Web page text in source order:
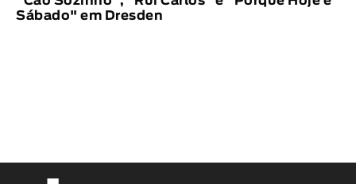
Sábado" em Dresden